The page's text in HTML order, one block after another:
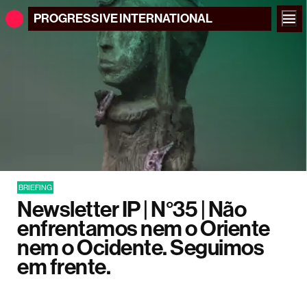
PROGRESSIVEINTERNATIONAL
BRIEFING
Newsletter IP | N°35 | Não
enfrentamos nem o Oriente
nem o Ocidente. Seguimos
em frente.